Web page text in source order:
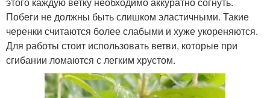
Побеги не должны быть слишком эластичными. Такие
черенки считаются более слабыми и хуже укореняются.
Для работы стоит использовать ветви, которые при
сгибании ломаются с легким хрустом.